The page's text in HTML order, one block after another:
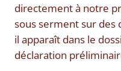
directement à notre
sous serment sur des
il apparaît dans le
déclaration